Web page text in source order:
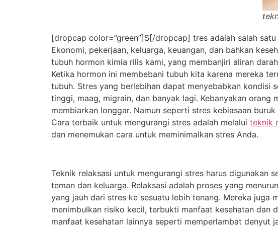
[dropcap color=”green”]S[/dropcap] tres adalah salah
Ekonomi, pekerjaan, keluarga, keuangan, dan bahkan
tubuh hormon kimia rilis kami, yang membanjiri aliran
Ketika hormon ini membebani tubuh kita karena mereka
tubuh. Stres yang berlebihan dapat menyebabkan kondisi
tinggi, maag, migrain, dan banyak lagi. Kebanyakan
membiarkan longgar. Namun seperti stres kebiasaan
Cara terbaik untuk mengurangi stres adalah melalui teknik
dan menemukan cara untuk meminimalkan stres Anda.
Teknik relaksasi untuk mengurangi stres harus
teman dan keluarga. Relaksasi adalah proses yang
yang jauh dari stres ke sesuatu lebih tenang. Mereka juga
menimbulkan risiko kecil, terbukti manfaat kesehatan dan
manfaat kesehatan lainnya seperti memperlambat denyut